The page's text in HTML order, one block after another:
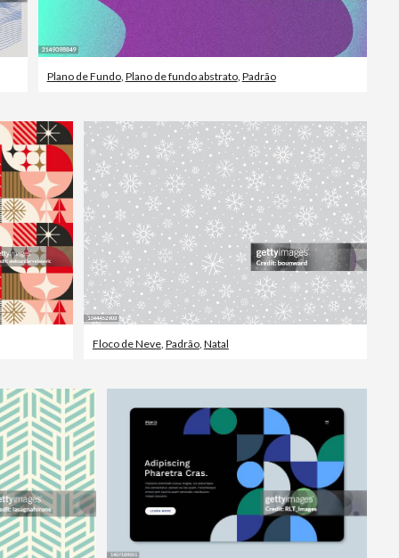
Plano de Fundo, Plano de fundo abstrato, Padrão
Floco de Neve, Padrão, Natal